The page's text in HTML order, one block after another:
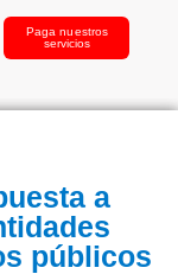
Paga nuestros
servicios
a
públicos